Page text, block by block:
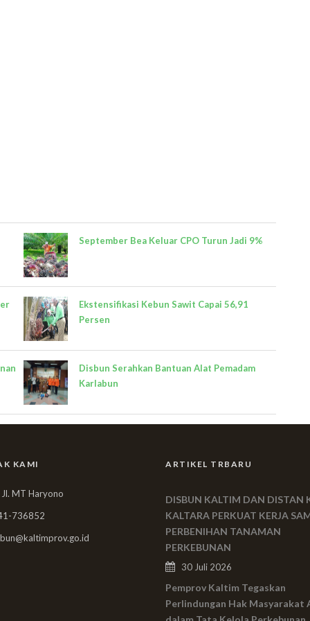
September Bea Keluar CPO Turun Jadi 9%
Ekstensifikasi Kebun Sawit Capai 56,91
Persen
Disbun Serahkan Bantuan Alat Pemadam
Karlabun
KAMI
MT Haryono
736852
ARTIKEL TRBARU
DISBUN KALTIM DAN DISTAN
KALTARA PERKUAT KERJA
PERBENIHAN TANAMAN
PERKEBUNAN
30 Juli 2026
Pemprov Kaltim Tegaskan
Perlindungan Hak Masyarakat